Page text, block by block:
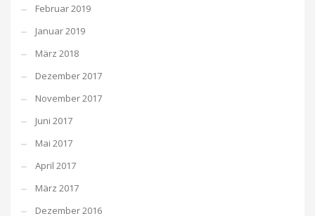
Februar 2019
Januar 2019
März 2018
Dezember 2017
November 2017
Juni 2017
Mai 2017
April 2017
März 2017
Dezember 2016